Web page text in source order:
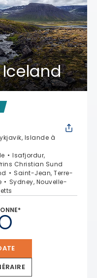
Islande à
Isafjordur,
Christian Sund
Saint-Jean, Terre-
Sydney, Nouvelle-